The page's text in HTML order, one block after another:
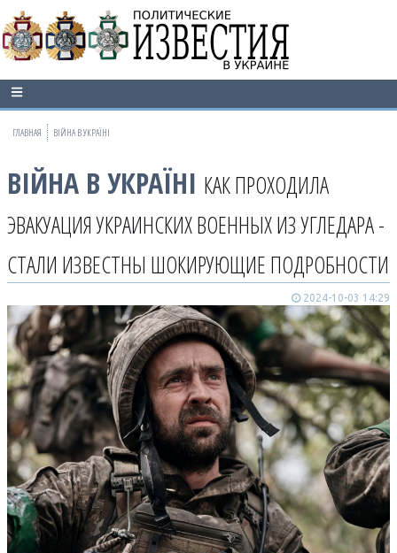
ГЛАВНАЯ ВІЙНА В УКРАЇНІ
ВІЙНА В УКРАЇНІ КАК ПРОХОДИЛА
ЭВАКУАЦИЯ УКРАИНСКИХ ВОЕННЫХ ИЗ УГЛЕДАРА -
СТАЛИ ИЗВЕСТНЫ ШОКИРУЮЩИЕ ПОДРОБНОСТИ
2024-10-03 14:29